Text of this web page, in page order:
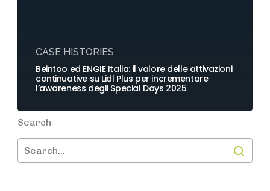
CASE HISTORIES
Beintoo ed ENGIE Italia: il valore delle attivazioni
continuative su Lidl Plus per incrementare
l’awareness degli Special Days 2025
Search